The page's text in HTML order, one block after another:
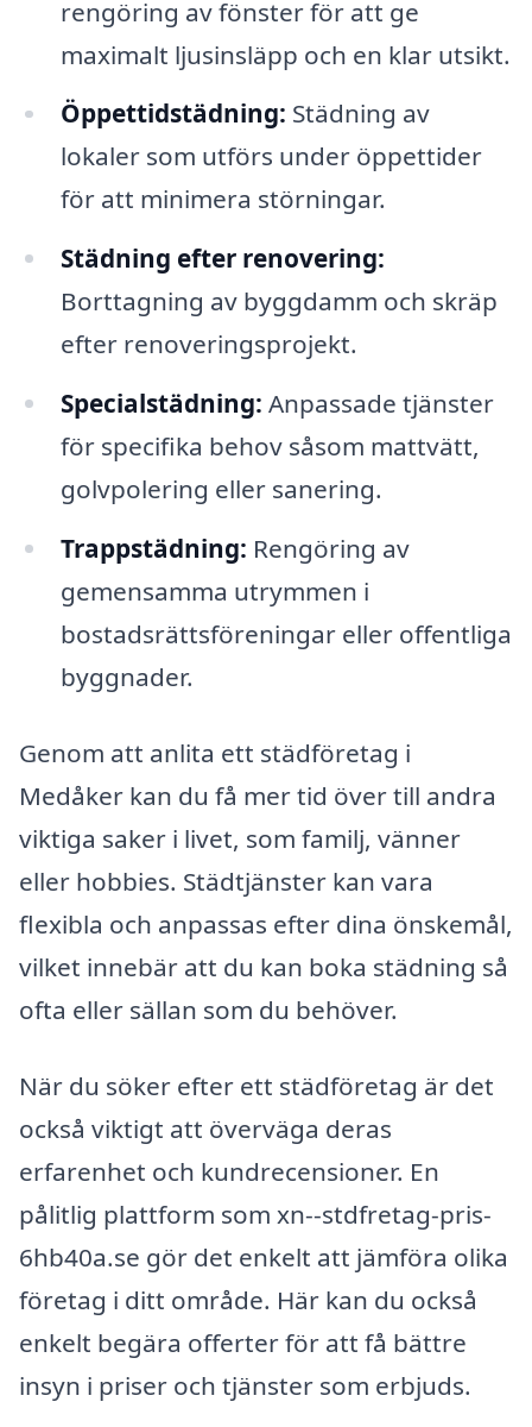
rengöring av fönster för att ge
maximalt ljusinsläpp och en klar utsikt.
Öppettidstädning: Städning av
lokaler som utförs under öppettider
för att minimera störningar.
Städning efter renovering:
Borttagning av byggdamm och skräp
efter renoveringsprojekt.
Specialstädning: Anpassade tjänster
för specifika behov såsom mattvätt,
golvpolering eller sanering.
Trappstädning: Rengöring av
gemensamma utrymmen i
bostadsrättsföreningar eller offentliga
byggnader.
Genom att anlita ett städföretag i
Medåker kan du få mer tid över till andra
viktiga saker i livet, som familj, vänner
eller hobbies. Städtjänster kan vara
flexibla och anpassas efter dina önskemål,
vilket innebär att du kan boka städning så
ofta eller sällan som du behöver.
När du söker efter ett städföretag är det
också viktigt att överväga deras
erfarenhet och kundrecensioner. En
pålitlig plattform som xn--stdfretag-pris-
6hb40a.se gör det enkelt att jämföra olika
företag i ditt område. Här kan du också
enkelt begära offerter för att få bättre
insyn i priser och tjänster som erbjuds.